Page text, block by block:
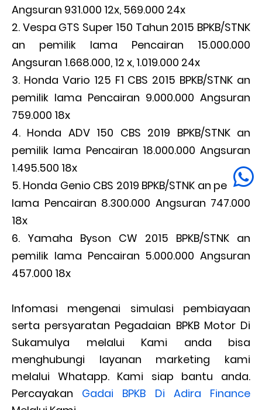
Angsuran 931.000 12x, 569.000 24x
Vespa GTS Super 150 Tahun 2015 BPKB/STNK
an pemilik lama Pencairan 15.000.000
Angsuran 1.668.000, 12 x, 1.019.000 24x
Honda Vario 125 F1 CBS 2015 BPKB/STNK an
pemilik lama Pencairan 9.000.000 Angsuran
759.000 18x
Honda ADV 150 CBS 2019 BPKB/STNK an
pemilik lama Pencairan 18.000.000 Angsuran
1.495.500 18x
Honda Genio CBS 2019 BPKB/STNK an pemilik
lama Pencairan 8.300.000 Angsuran 747.000
18x
Yamaha Byson CW 2015 BPKB/STNK an
pemilik lama Pencairan 5.000.000 Angsuran
457.000 18x
Infomasi mengenai simulasi pembiayaan
serta persyaratan Pegadaian BPKB Motor Di
Sukamulya melalui Kami anda bisa
menghubungi layanan marketing kami
melalui Whatapp. Kami siap bantu anda.
Percayakan Gadai BPKB Di Adira Finance